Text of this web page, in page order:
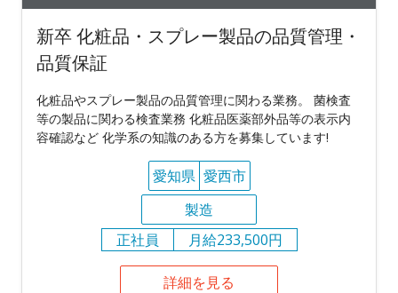
新卒 化粧品・スプレー製品の品質管理・
品質保証
化粧品やスプレー製品の品質管理に関わる業務。 菌検査
等の製品に関わる検査業務 化粧品医薬部外品等の表示内
容確認など 化学系の知識のある方を募集しています!
愛知県 愛西市
製造
正社員
月給233,500円
詳細を見る